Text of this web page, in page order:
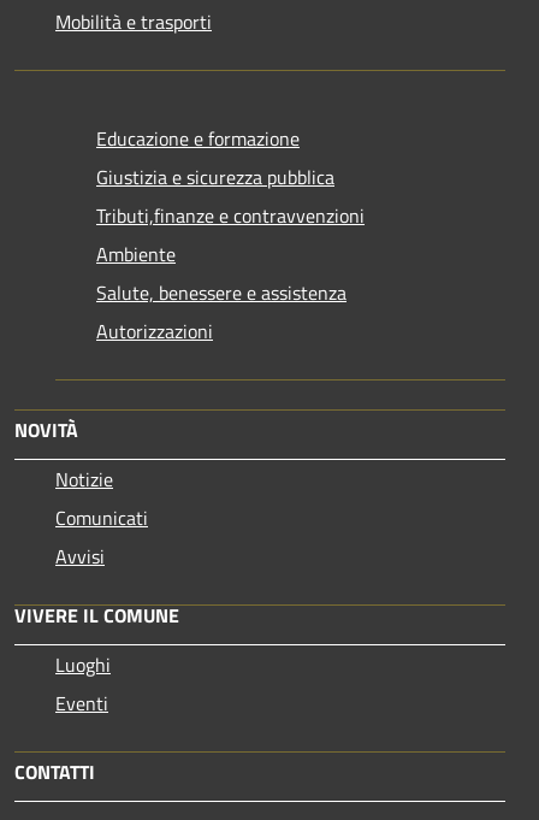
Mobilità e trasporti
Educazione e formazione
Giustizia e sicurezza pubblica
Tributi,finanze e contravvenzioni
Ambiente
Salute, benessere e assistenza
Autorizzazioni
NOVITÀ
Notizie
Comunicati
Avvisi
VIVERE IL COMUNE
Luoghi
Eventi
CONTATTI